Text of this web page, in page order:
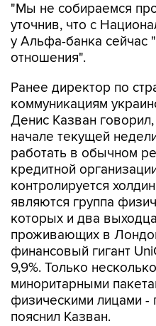
"Мы не собираемся
уточнив, что с
у Альфа-банка сейчас
отношения".
Ранее директор по
коммуникациям
Денис Казван
начале текущей
работать в обычном
кредитной
контролируется
являются группа
которых и два
проживающих в
финансовый гигант
9,9%. Только
миноритарными
физическими лицами
пояснил Казван.